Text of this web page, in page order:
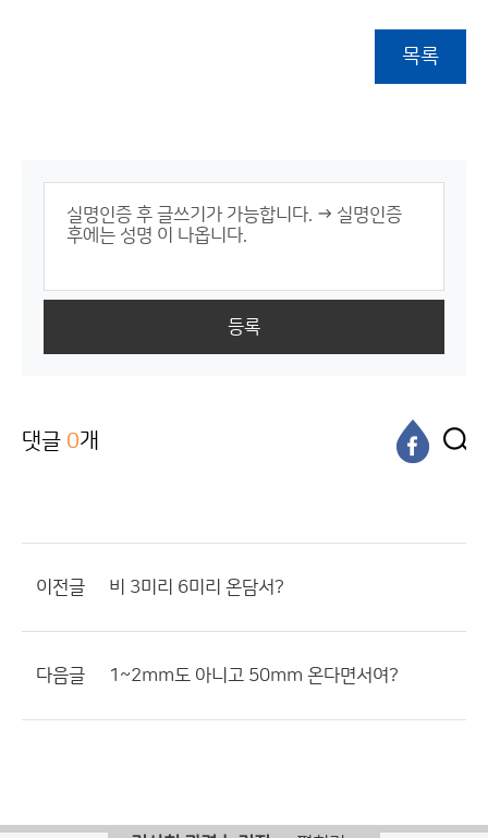
목록
등록
댓글 0개
이전글 비 3미리 6미리 온담서?
다음글 1~2mm도 아니고 50mm 온다면서여?